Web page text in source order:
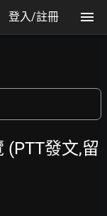
登入/註冊
(PTT發文,留